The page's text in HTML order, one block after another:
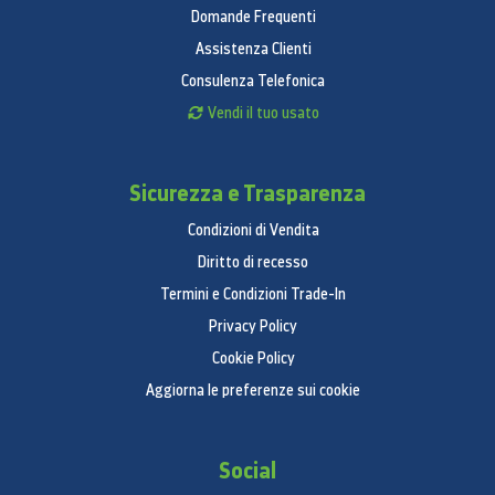
Domande Frequenti
Assistenza Clienti
Consulenza Telefonica
Vendi il tuo usato
Sicurezza e Trasparenza
Condizioni di Vendita
Diritto di recesso
Termini e Condizioni Trade-In
Privacy Policy
Cookie Policy
Aggiorna le preferenze sui cookie
Social